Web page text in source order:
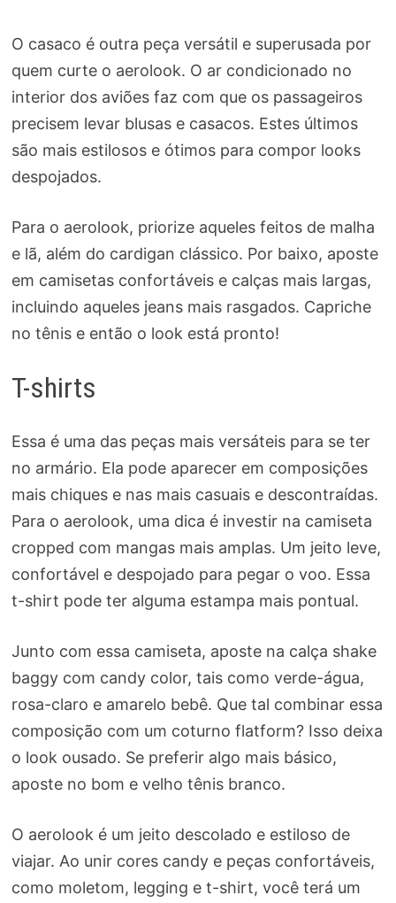
O casaco é outra peça versátil e superusada por
quem curte o aerolook. O ar condicionado no
interior dos aviões faz com que os passageiros
precisem levar blusas e casacos. Estes últimos
são mais estilosos e ótimos para compor looks
despojados.
Para o aerolook, priorize aqueles feitos de malha
e lã, além do cardigan clássico. Por baixo, aposte
em camisetas confortáveis e calças mais largas,
incluindo aqueles jeans mais rasgados. Capriche
no tênis e então o look está pronto!
T-shirts
Essa é uma das peças mais versáteis para se ter
no armário. Ela pode aparecer em composições
mais chiques e nas mais casuais e descontraídas.
Para o aerolook, uma dica é investir na camiseta
cropped com mangas mais amplas. Um jeito leve,
confortável e despojado para pegar o voo. Essa
t-shirt pode ter alguma estampa mais pontual.
Junto com essa camiseta, aposte na calça shake
baggy com candy color, tais como verde-água,
rosa-claro e amarelo bebê. Que tal combinar essa
composição com um coturno flatform? Isso deixa
o look ousado. Se preferir algo mais básico,
aposte no bom e velho tênis branco.
O aerolook é um jeito descolado e estiloso de
viajar. Ao unir cores candy e peças confortáveis,
como moletom, legging e t-shirt, você terá um